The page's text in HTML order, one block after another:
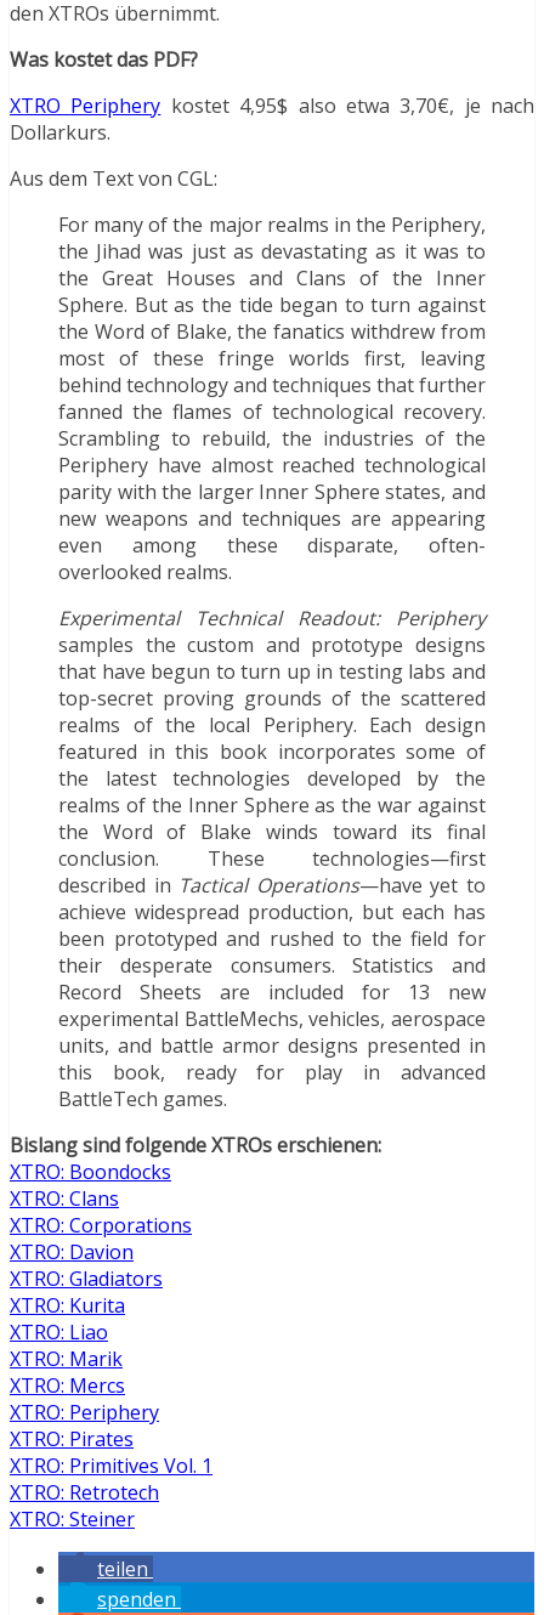
den XTROs übernimmt.
Was kostet das PDF?
XTRO Periphery kostet 4,95$ also etwa 3,70€, je nach
Dollarkurs.
Aus dem Text von CGL:
For many of the major realms in the Periphery,
the Jihad was just as devastating as it was to
the Great Houses and Clans of the Inner
Sphere. But as the tide began to turn against
the Word of Blake, the fanatics withdrew from
most of these fringe worlds first, leaving
behind technology and techniques that further
fanned the flames of technological recovery.
Scrambling to rebuild, the industries of the
Periphery have almost reached technological
parity with the larger Inner Sphere states, and
new weapons and techniques are appearing
even among these disparate, often-
overlooked realms.
Experimental Technical Readout: Periphery
samples the custom and prototype designs
that have begun to turn up in testing labs and
top-secret proving grounds of the scattered
realms of the local Periphery. Each design
featured in this book incorporates some of
the latest technologies developed by the
realms of the Inner Sphere as the war against
the Word of Blake winds toward its final
conclusion. These technologies—first
described in Tactical Operations—have yet to
achieve widespread production, but each has
been prototyped and rushed to the field for
their desperate consumers. Statistics and
Record Sheets are included for 13 new
experimental BattleMechs, vehicles, aerospace
units, and battle armor designs presented in
this book, ready for play in advanced
BattleTech games.
Bislang sind folgende XTROs erschienen:
XTRO: Boondocks
XTRO: Clans
XTRO: Corporations
XTRO: Davion
XTRO: Gladiators
XTRO: Kurita
XTRO: Liao
XTRO: Marik
XTRO: Mercs
XTRO: Periphery
XTRO: Pirates
XTRO: Primitives Vol. 1
XTRO: Retrotech
XTRO: Steiner
teilen
spenden